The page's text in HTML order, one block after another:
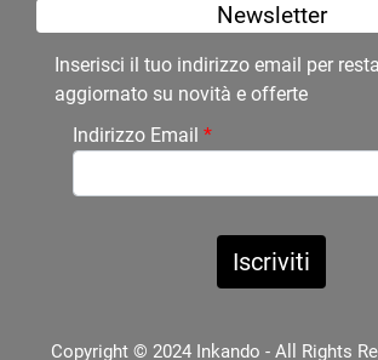
Newsletter
Inserisci il tuo indirizzo email per
aggiornato su novità e offerte
Indirizzo Email *
Copyright © 2024 Inkando - All Rights